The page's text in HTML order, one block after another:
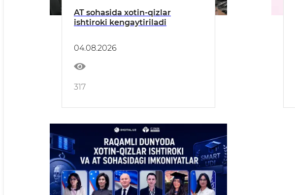
AT sohasida xotin-qizlar
ishtiroki kengaytiriladi
04.08.2026
317